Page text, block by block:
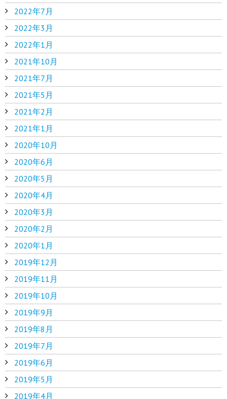
2022年7月
2022年3月
2022年1月
2021年10月
2021年7月
2021年5月
2021年2月
2021年1月
2020年10月
2020年6月
2020年5月
2020年4月
2020年3月
2020年2月
2020年1月
2019年12月
2019年11月
2019年10月
2019年9月
2019年8月
2019年7月
2019年6月
2019年5月
2019年4月